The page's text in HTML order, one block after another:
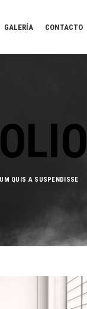
GALERÍA CONTACTO
QUIS A SUSPENDISSE